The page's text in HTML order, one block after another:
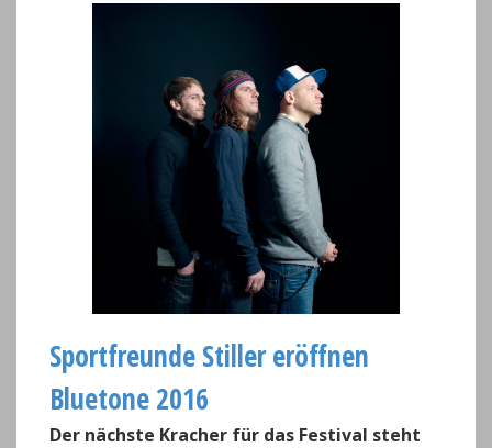
Sportfreunde Stiller eröffnen
Bluetone 2016
Der nächste Kracher für das Festival steht